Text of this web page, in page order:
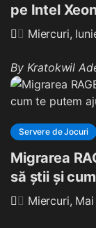
pe Intel
Miercuri,
By Kratokwil
Servere de Jocuri
Migrarea
să știi și
Miercuri,